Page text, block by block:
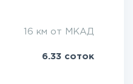
16 км от МКАД
6.33 соток